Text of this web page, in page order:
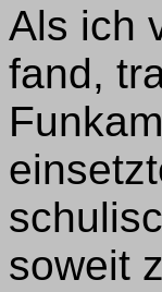
Als ich
fand,
soweit